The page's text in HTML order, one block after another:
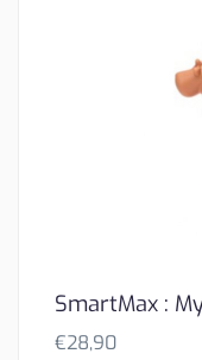
SmartMax :
€28,90